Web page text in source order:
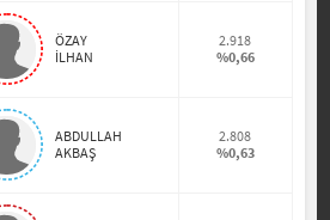
ÖZAY
İLHAN
2.918
%0,66
ABDULLAH
AKBAŞ
2.808
%0,63